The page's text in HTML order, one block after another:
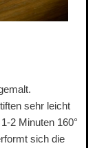
sehr leicht
2 Minuten 160°
sich die